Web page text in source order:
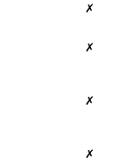
✗
✗
✗
✗